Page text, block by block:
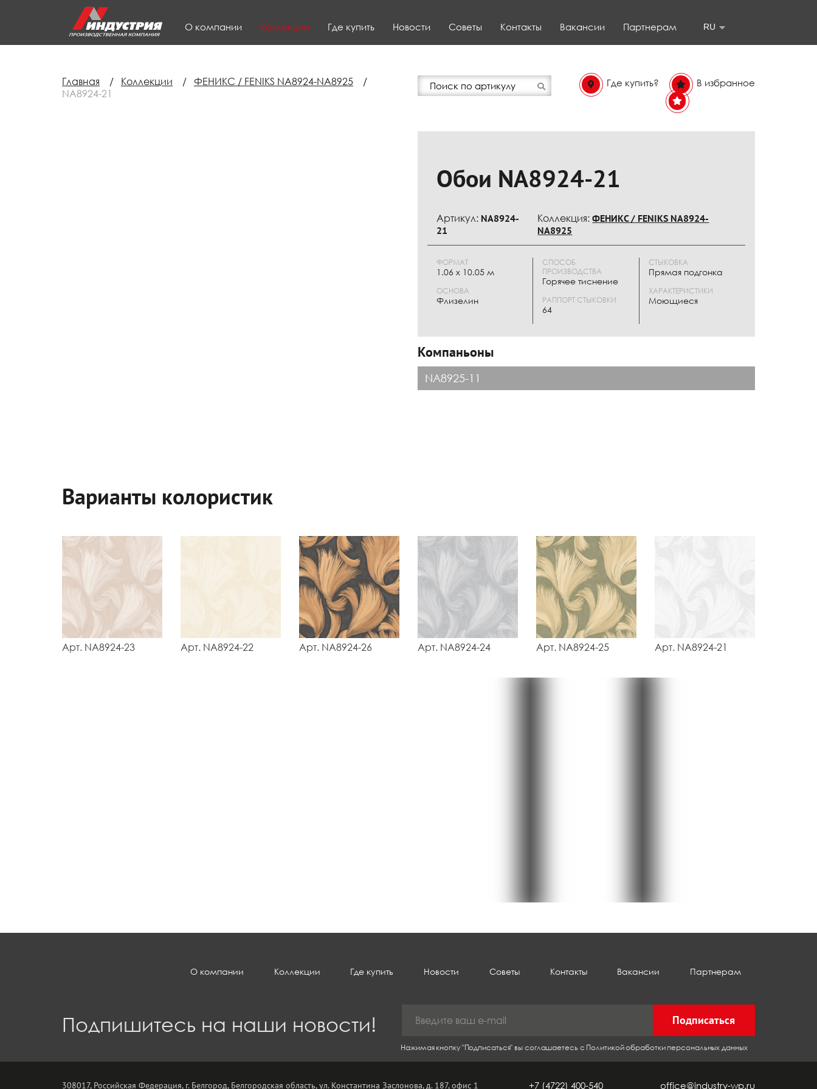
О компании Коллекции Где купить Новости Советы Контакты Вакансии Партнерам RU
Главная / Коллекции / ФЕНИКС / FENIKS NA8924-NA8925
/
NA8924-21
Где купить? В избранное
Обои NA8924-21
Артикул: NA8924-
21
Коллекция:ФЕНИКС / FENIKS NA8924-
NA8925
ФОРМАТ
1.06 x 10.05 м
ОСНОВА
Флизелин
СПОСОБ
ПРОИЗВОДСТВА
Горячее тиснение
РАППОРТ СТЫКОВКИ
64
СТЫКОВКА
Прямая подгонка
ХАРАКТЕРИСТИКИ
Моющиеся
Компаньоны
NA8925-11
Варианты колористик
Арт. NA8924-23 Арт. NA8924-22 Арт. NA8924-26 Арт. NA8924-24 Арт. NA8924-25 Арт. NA8924-21
О компании Коллекции Где купить Новости Советы Контакты Вакансии Партнерам
Подпишитесь на наши новости! Подписаться
Нажимая кнопку "Подписаться" вы соглашаетесь с Политикой обработки персональных данных
308017, Российская Федерация, г. Белгород, Белгородская область, ул. Константина Заслонова, д. 187, офис 1 +7 (4722) 400-540 office@industry-wp.ru